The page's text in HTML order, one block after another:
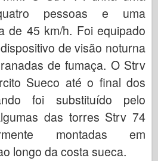
pessoas e uma
de 45 km/h. Foi equipado
de visão noturna
de fumaça. O Strv
Sueco até o final dos
foi substituído pelo
das torres Strv 74
montadas em
longo da costa sueca.